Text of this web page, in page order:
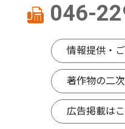
046-
情報提供・
著作物の二
広告掲載は